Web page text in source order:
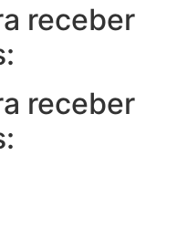
receber
receber